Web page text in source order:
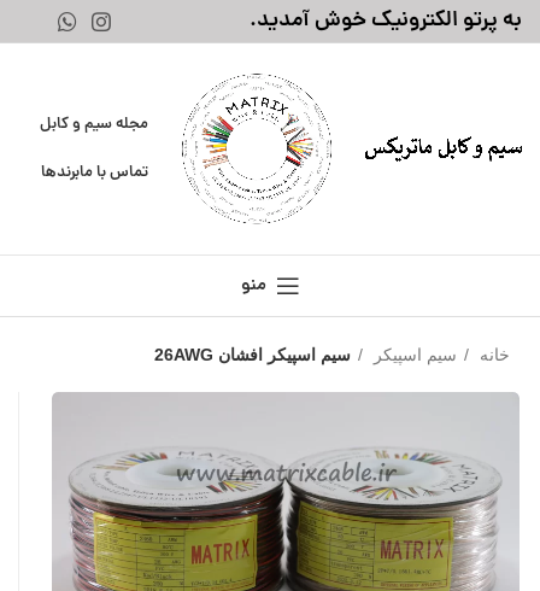
به پرتو الکترونیک خوش آمدید.
مجله سیم و کابل
تماس با مابرندها
منو
خانه سیم اسپیکر سیم اسپیکر افشان 26AWG